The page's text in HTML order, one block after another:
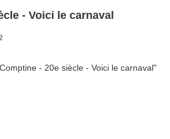
- Voici le carnaval